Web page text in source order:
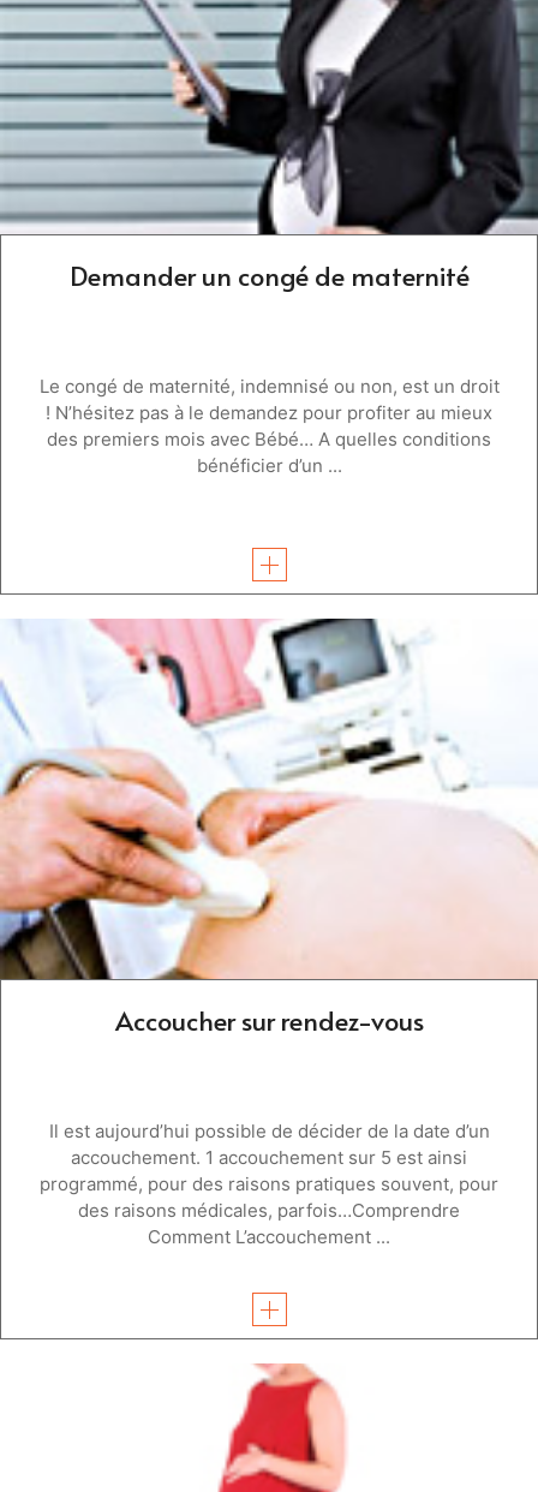
Demander un congé de maternité
Le congé de maternité, indemnisé ou non, est un droit
! N’hésitez pas à le demandez pour profiter au mieux
des premiers mois avec Bébé… A quelles conditions
bénéficier d’un ...
Accoucher sur rendez-vous
Il est aujourd’hui possible de décider de la date d’un
accouchement. 1 accouchement sur 5 est ainsi
programmé, pour des raisons pratiques souvent, pour
des raisons médicales, parfois…Comprendre
Comment L’accouchement ...